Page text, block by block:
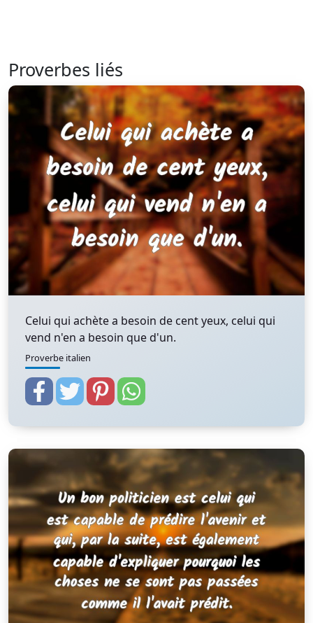
Proverbes liés
Celui qui achète a besoin de cent yeux, celui qui
vend n'en a besoin que d'un.
Proverbe italien